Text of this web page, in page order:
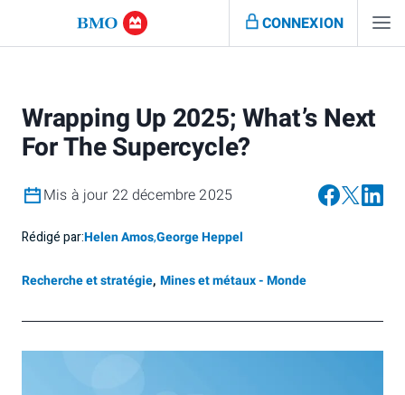
CONNEXION
Wrapping Up 2025; What’s Next
For The Supercycle?
Mis à jour 22 décembre 2025
Rédigé par:Helen Amos,George Heppel
Recherche et stratégie, Mines et métaux - Monde